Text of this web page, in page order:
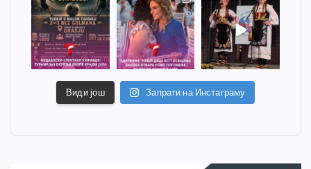
Види још Запрати на Инстаграму